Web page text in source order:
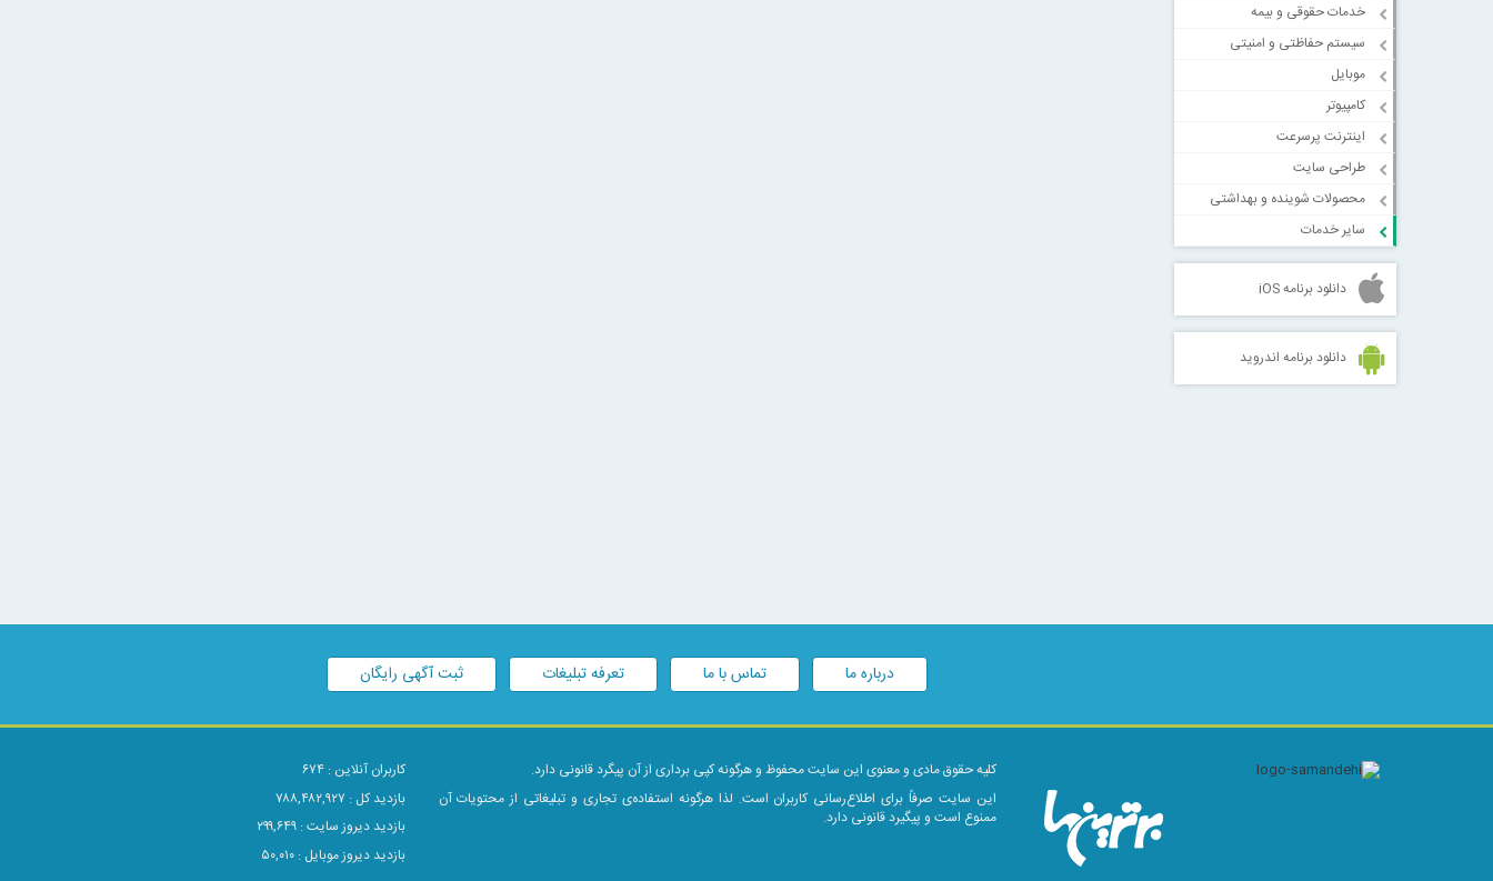
خدمات حقوقی و بیمه
سیستم حفاظتی و امنیتی
موبایل
کامپیوتر
اینترنت پرسرعت
طراحی سایت
محصولات شوینده و بهداشتی
سایر خدمات
دانلود برنامه iOS
دانلود برنامه اندروید
درباره ما تماس با ما تعرفه تبلیغات ثبت آگهی رایگان
کلیه حقوق مادی و معنوی این سایت محفوظ و هرگونه کپی برداری از آن پیگرد قانونی دارد.
این سایت صرفاً برای اطلاع‌رسانی کاربران است. لذا هرگونه استفاده‌ی تجاری و تبلیغاتی از محتویات آن
ممنوع است و پیگیرد قانونی دارد.
کاربران آنلاین : ۶۷۴
بازدید کل : ۷۸۸,۴۸۲,۹۲۷
بازدید دیروز سایت : ۲۹۹,۶۴۹
بازدید دیروز موبایل : ۵۰,۰۱۰